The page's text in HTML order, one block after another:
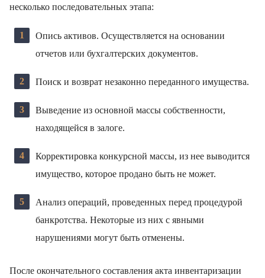
несколько последовательных этапа:
Опись активов. Осуществляется на основании
отчетов или бухгалтерских документов.
Поиск и возврат незаконно переданного имущества.
Выведение из основной массы собственности,
находящейся в залоге.
Корректировка конкурсной массы, из нее выводится
имущество, которое продано быть не может.
Анализ операций, проведенных перед процедурой
банкротства. Некоторые из них с явными
нарушениями могут быть отменены.
После окончательного составления акта инвентаризации